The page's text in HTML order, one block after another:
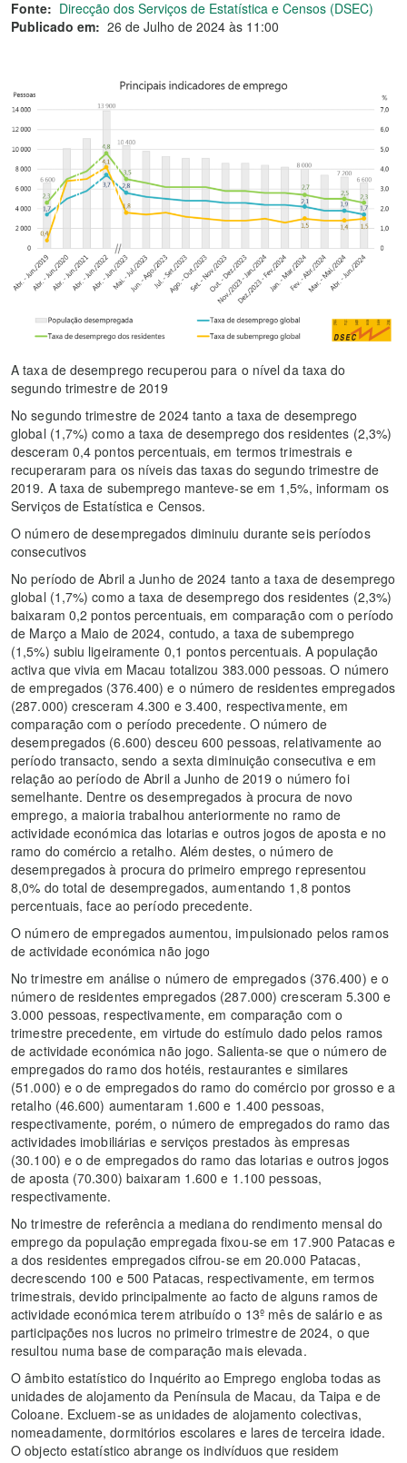
Fonte: Direcção dos Serviços de Estatística e Censos (DSEC)
Publicado em: 26 de Julho de 2024 às 11:00
A taxa de desemprego recuperou para o nível da taxa do
segundo trimestre de 2019
No segundo trimestre de 2024 tanto a taxa de desemprego
global (1,7%) como a taxa de desemprego dos residentes (2,3%)
desceram 0,4 pontos percentuais, em termos trimestrais e
recuperaram para os níveis das taxas do segundo trimestre de
2019. A taxa de subemprego manteve-se em 1,5%, informam os
Serviços de Estatística e Censos.
O número de desempregados diminuiu durante seis períodos
consecutivos
No período de Abril a Junho de 2024 tanto a taxa de desemprego
global (1,7%) como a taxa de desemprego dos residentes (2,3%)
baixaram 0,2 pontos percentuais, em comparação com o período
de Março a Maio de 2024, contudo, a taxa de subemprego
(1,5%) subiu ligeiramente 0,1 pontos percentuais. A população
activa que vivia em Macau totalizou 383.000 pessoas. O número
de empregados (376.400) e o número de residentes empregados
(287.000) cresceram 4.300 e 3.400, respectivamente, em
comparação com o período precedente. O número de
desempregados (6.600) desceu 600 pessoas, relativamente ao
período transacto, sendo a sexta diminuição consecutiva e em
relação ao período de Abril a Junho de 2019 o número foi
semelhante. Dentre os desempregados à procura de novo
emprego, a maioria trabalhou anteriormente no ramo de
actividade económica das lotarias e outros jogos de aposta e no
ramo do comércio a retalho. Além destes, o número de
desempregados à procura do primeiro emprego representou
8,0% do total de desempregados, aumentando 1,8 pontos
percentuais, face ao período precedente.
O número de empregados aumentou, impulsionado pelos ramos
de actividade económica não jogo
No trimestre em análise o número de empregados (376.400) e o
número de residentes empregados (287.000) cresceram 5.300 e
3.000 pessoas, respectivamente, em comparação com o
trimestre precedente, em virtude do estímulo dado pelos ramos
de actividade económica não jogo. Salienta-se que o número de
empregados do ramo dos hotéis, restaurantes e similares
(51.000) e o de empregados do ramo do comércio por grosso e a
retalho (46.600) aumentaram 1.600 e 1.400 pessoas,
respectivamente, porém, o número de empregados do ramo das
actividades imobiliárias e serviços prestados às empresas
(30.100) e o de empregados do ramo das lotarias e outros jogos
de aposta (70.300) baixaram 1.600 e 1.100 pessoas,
respectivamente.
No trimestre de referência a mediana do rendimento mensal do
emprego da população empregada fixou-se em 17.900 Patacas e
a dos residentes empregados cifrou-se em 20.000 Patacas,
decrescendo 100 e 500 Patacas, respectivamente, em termos
trimestrais, devido principalmente ao facto de alguns ramos de
actividade económica terem atribuído o 13º mês de salário e as
participações nos lucros no primeiro trimestre de 2024, o que
resultou numa base de comparação mais elevada.
O âmbito estatístico do Inquérito ao Emprego engloba todas as
unidades de alojamento da Península de Macau, da Taipa e de
Coloane. Excluem-se as unidades de alojamento colectivas,
nomeadamente, dormitórios escolares e lares de terceira idade.
O objecto estatístico abrange os indivíduos que residem